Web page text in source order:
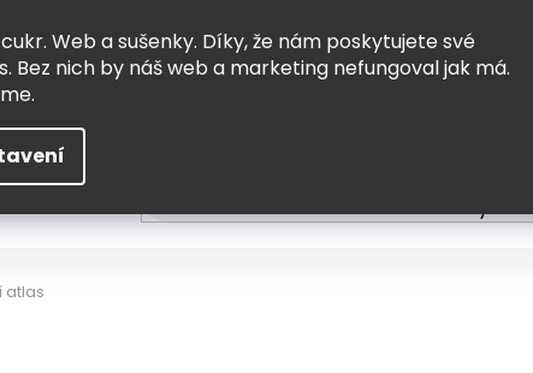
Web a sušenky. Díky, že nám poskytujete své
Bez nich by náš web a marketing nefungoval jak má.
atlas